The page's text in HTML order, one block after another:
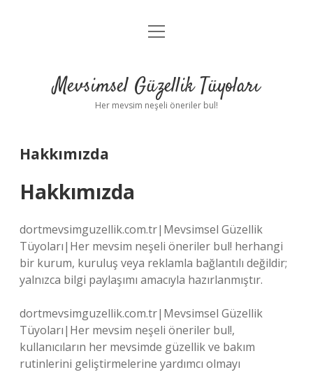
Anasayfa
Yasal Uyarı
menüyü
Mevsimsel Güzellik Tüyoları
Her mevsim neşeli öneriler bul!
Hakkımızda
Hakkımızda
dortmevsimguzellik.com.tr|Mevsimsel Güzellik
Tüyoları|Her mevsim neşeli öneriler bul! herhangi
bir kurum, kuruluş veya reklamla bağlantılı değildir;
yalnızca bilgi paylaşımı amacıyla hazırlanmıştır.
dortmevsimguzellik.com.tr|Mevsimsel Güzellik
Tüyoları|Her mevsim neşeli öneriler bul!,
kullanıcıların her mevsimde güzellik ve bakım
rutinlerini geliştirmelerine yardımcı olmayı